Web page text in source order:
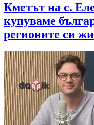
Кметът на с.
купуваме
регионите си